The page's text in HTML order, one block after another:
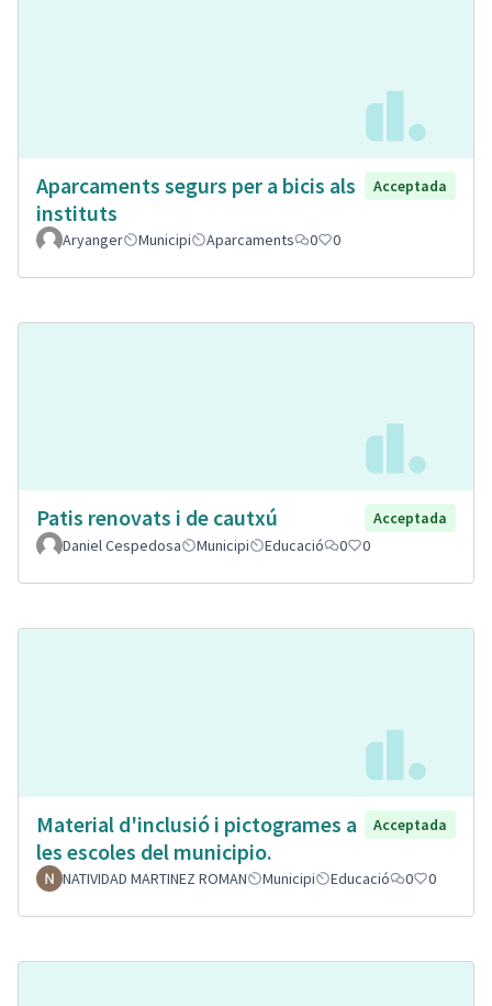
Aparcaments segurs per a bicis als
instituts
Acceptada
Aryanger Municipi Aparcaments 0 0
Patis renovats i de cautxú
Acceptada
Daniel Cespedosa
Municipi Educació 0 0
Material d'inclusió i pictogrames a
les escoles del municipio.
Acceptada
NATIVIDAD MARTINEZ ROMAN Municipi Educació 0 0